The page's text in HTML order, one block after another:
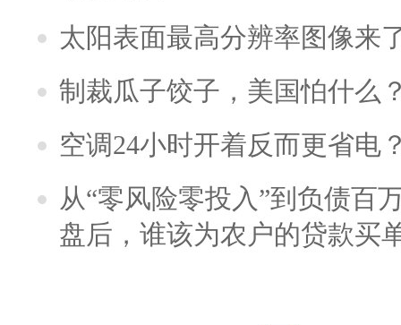
太阳表面最高分辨率图像来
制裁瓜子饺子，美国怕什么
空调24小时开着反而更省电
从“零风险零投入”到负债百
盘后，谁该为农户的贷款买